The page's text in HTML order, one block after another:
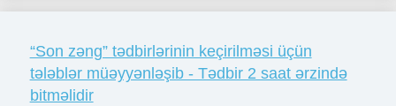
“Son zəng” tədbirlərinin keçirilməsi üçün
tələblər müəyyənləşib - Tədbir 2 saat ərzində
bitməlidir